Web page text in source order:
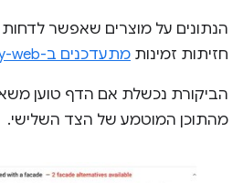
הנתונים על מוצרים שאפשר
חזיתות זמינות מתעדכנים ב-third-party-web
הביקורת נכשלת אם הדף טוען
מהתוכן המוטמע של הצד השלישי.